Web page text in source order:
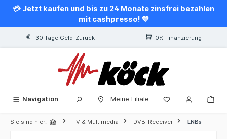
springen
💳 Jetzt kaufen und bis zu 24 Monate zinsfrei bezahlen
mit cashpresso! 💙
30 Tage Geld-Zurück 0% Finanzierung
Navigation Meine Filiale
Sie sind hier: TV & Multimedia DVB-Receiver LNBs